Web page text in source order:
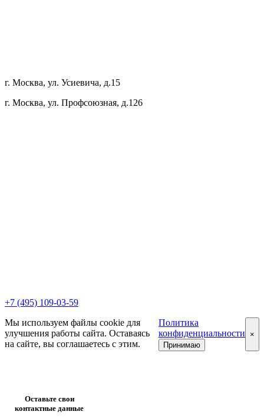
г. Москва, ул. Усиевича, д.15
г. Москва, ул. Профсоюзная, д.126
+7 (495) 109-03-59
Мы используем файлы cookie для
улучшения работы сайта. Оставаясь
на сайте, вы соглашаетесь с этим.
Политика
конфиденциальности
Принимаю
×
Оставьте свои
контактные данные